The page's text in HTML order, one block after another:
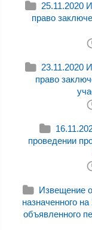
25.11.2020
право
23.11.2020
право
проведении
Извещение о
назначенного
объявленного